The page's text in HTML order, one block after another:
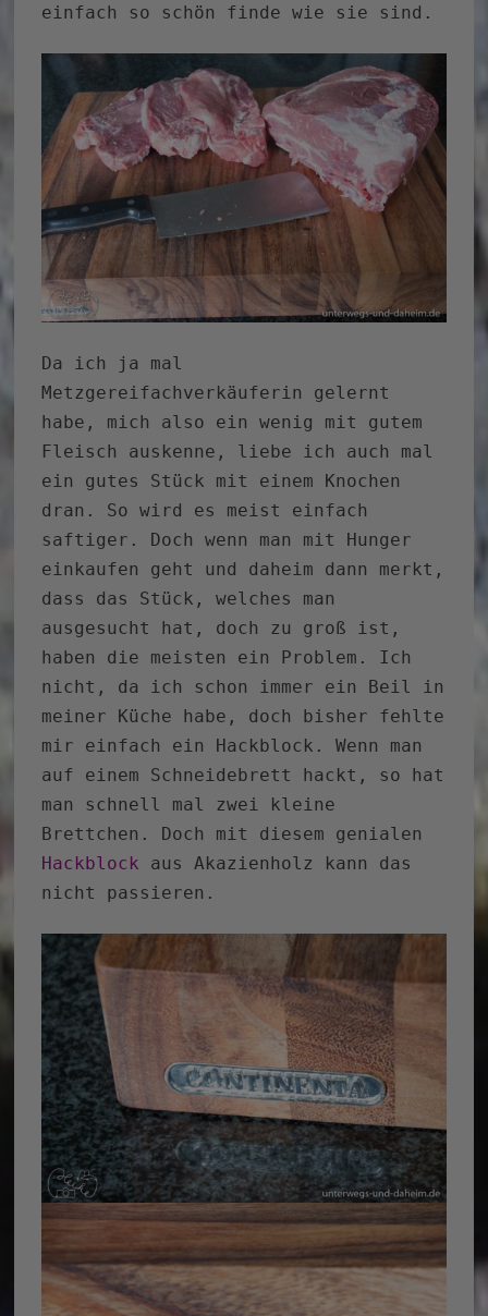
einfach so schön finde wie sie sind.
Da ich ja mal
Metzgereifachverkäuferin gelernt
habe, mich also ein wenig mit gutem
Fleisch auskenne, liebe ich auch mal
ein gutes Stück mit einem Knochen
dran. So wird es meist einfach
saftiger. Doch wenn man mit Hunger
einkaufen geht und daheim dann merkt,
dass das Stück, welches man
ausgesucht hat, doch zu groß ist,
haben die meisten ein Problem. Ich
nicht, da ich schon immer ein Beil in
meiner Küche habe, doch bisher fehlte
mir einfach ein Hackblock. Wenn man
auf einem Schneidebrett hackt, so hat
man schnell mal zwei kleine
Brettchen. Doch mit diesem genialen
Hackblock aus Akazienholz kann das
nicht passieren.